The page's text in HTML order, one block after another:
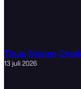
Thuis Trainen
13 juli 2026